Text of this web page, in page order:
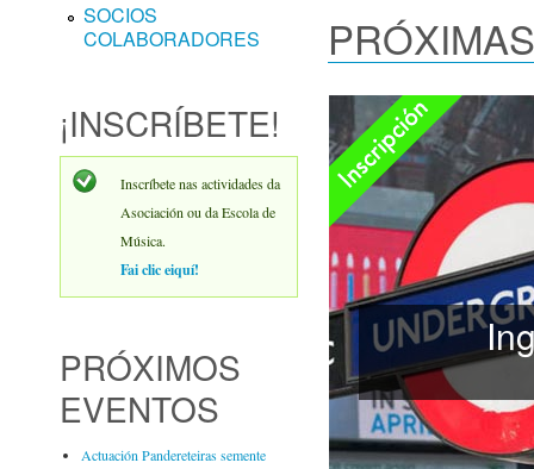
SOCIOS
COLABORADORES
¡INSCRÍBETE!
Inscríbete nas actividades da
Asociación ou da Escola de
Música.
Fai clic eiquí!
PRÓXIMOS
EVENTOS
Actuación Pandereteiras semente
Inscripción aberta